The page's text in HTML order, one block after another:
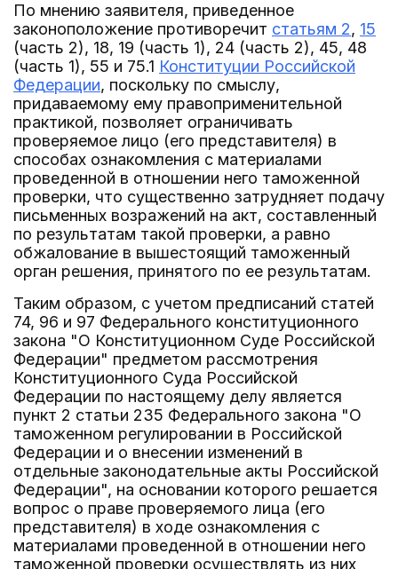
По мнению заявителя, приведенное
законоположение противоречит статьям 2, 15
(часть 2), 18, 19 (часть 1), 24 (часть 2), 45, 48
(часть 1), 55 и 75.1 Конституции Российской
Федерации, поскольку по смыслу,
придаваемому ему правоприменительной
практикой, позволяет ограничивать
проверяемое лицо (его представителя) в
способах ознакомления с материалами
проведенной в отношении него таможенной
проверки, что существенно затрудняет подачу
письменных возражений на акт, составленный
по результатам такой проверки, а равно
обжалование в вышестоящий таможенный
орган решения, принятого по ее результатам.
Таким образом, с учетом предписаний статей
74, 96 и 97 Федерального конституционного
закона "О Конституционном Суде Российской
Федерации" предметом рассмотрения
Конституционного Суда Российской
Федерации по настоящему делу является
пункт 2 статьи 235 Федерального закона "О
таможенном регулировании в Российской
Федерации и о внесении изменений в
отдельные законодательные акты Российской
Федерации", на основании которого решается
вопрос о праве проверяемого лица (его
представителя) в ходе ознакомления с
материалами проведенной в отношении него
таможенной проверки осуществлять из них